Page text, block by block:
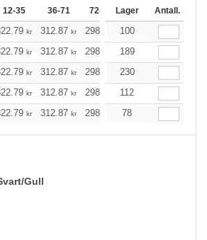
12-35 36-71 72-143 144-287
Lager Antall.
kr 312.87 kr 298.04 kr 283.10
100
kr 312.87 kr 298.04 kr 283.10
189
kr 312.87 kr 298.04 kr 283.10
230
kr 312.87 kr 298.04 kr 283.10
112
kr 312.87 kr 298.04 283.10
78
Gull